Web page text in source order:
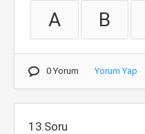
A B
0 Yorum Yorum Yap
13.Soru